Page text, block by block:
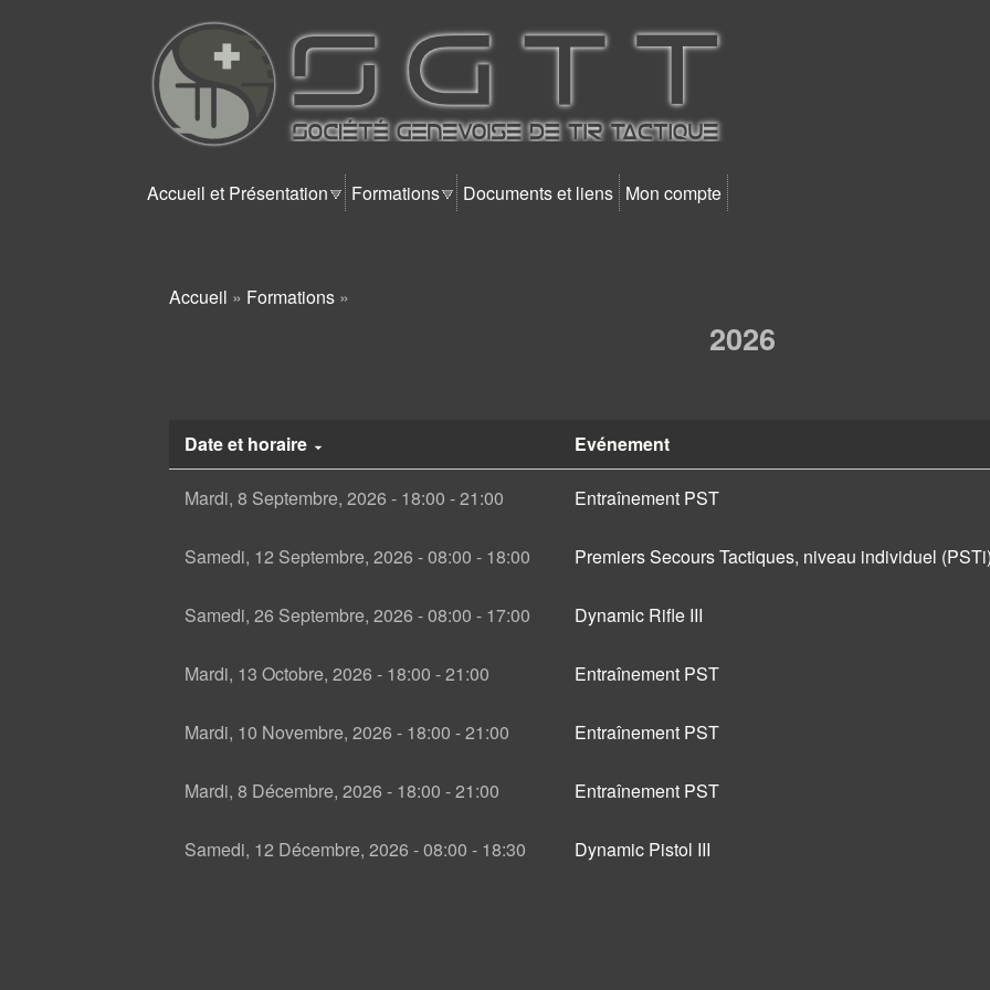
SGTT
Accueil et Présentation Formations Documents et liens Mon compte
Vous êtes ici
Accueil » Formations »
2026
Date et horaire Evénement
Mardi, 8 Septembre, 2026 - 18:00 -21:00 Entraînement PST
Samedi, 12 Septembre, 2026 -08:00 - 18:00 Premiers Secours Tactiques, niveau individuel (PSTi)
Samedi, 26 Septembre, 2026 -08:00 - 17:00 Dynamic Rifle III
Mardi, 13 Octobre, 2026 - 18:00 -21:00 Entraînement PST
Mardi, 10 Novembre, 2026 - 18:00 -21:00 Entraînement PST
Mardi, 8 Décembre, 2026 - 18:00 -21:00 Entraînement PST
Samedi, 12 Décembre, 2026 -08:00 - 18:30 Dynamic Pistol III